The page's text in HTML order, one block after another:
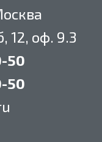
12, оф. 9.3
50
50